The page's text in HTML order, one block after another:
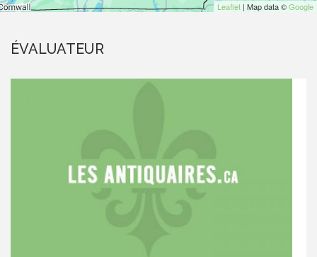
Leaflet | Map data ©Google
ÉVALUATEUR